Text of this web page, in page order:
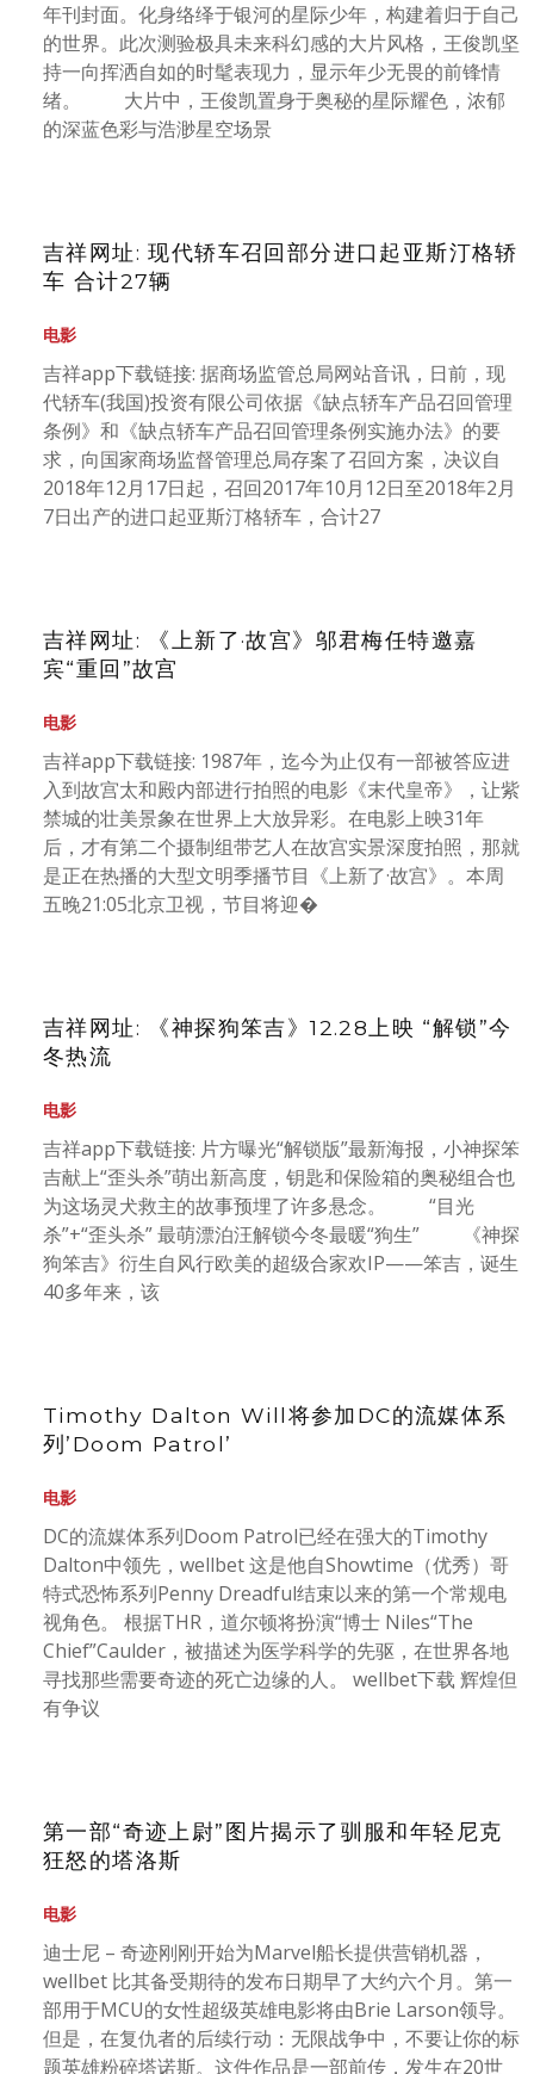
年刊封面。化身络绎于银河的星际少年，构建着归于自己
的世界。此次测验极具未来科幻感的大片风格，王俊凯坚
持一向挥洒自如的时髦表现力，显示年少无畏的前锋情
绪。 大片中，王俊凯置身于奥秘的星际耀色，浓郁
的深蓝色彩与浩渺星空场景
吉祥网址: 现代轿车召回部分进口起亚斯汀格轿
车 合计27辆
电影
吉祥app下载链接: 据商场监管总局网站音讯，日前，现
代轿车(我国)投资有限公司依据《缺点轿车产品召回管理
条例》和《缺点轿车产品召回管理条例实施办法》的要
求，向国家商场监督管理总局存案了召回方案，决议自
2018年12月17日起，召回2017年10月12日至2018年2月
7日出产的进口起亚斯汀格轿车，合计27
吉祥网址: 《上新了·故宫》邬君梅任特邀嘉
宾“重回”故宫
电影
吉祥app下载链接: 1987年，迄今为止仅有一部被答应进
入到故宫太和殿内部进行拍照的电影《末代皇帝》，让紫
禁城的壮美景象在世界上大放异彩。在电影上映31年
后，才有第二个摄制组带艺人在故宫实景深度拍照，那就
是正在热播的大型文明季播节目《上新了·故宫》。本周
五晚21:05北京卫视，节目将迎�
吉祥网址: 《神探狗笨吉》12.28上映 “解锁”今
冬热流
电影
吉祥app下载链接: 片方曝光“解锁版”最新海报，小神探笨
吉献上“歪头杀”萌出新高度，钥匙和保险箱的奥秘组合也
为这场灵犬救主的故事预埋了许多悬念。 “目光
杀”+“歪头杀” 最萌漂泊汪解锁今冬最暖“狗生” 《神探
狗笨吉》衍生自风行欧美的超级合家欢IP——笨吉，诞生
40多年来，该
Timothy Dalton Will将参加DC的流媒体系
列’Doom Patrol’
电影
DC的流媒体系列Doom Patrol已经在强大的Timothy
Dalton中领先，wellbet 这是他自Showtime（优秀）哥
特式恐怖系列Penny Dreadful结束以来的第一个常规电
视角色。 根据THR，道尔顿将扮演“博士 Niles“The
Chief”Caulder，被描述为医学科学的先驱，在世界各地
寻找那些需要奇迹的死亡边缘的人。 wellbet下载 辉煌但
有争议
第一部“奇迹上尉”图片揭示了驯服和年轻尼克
狂怒的塔洛斯
电影
迪士尼 – 奇迹刚刚开始为Marvel船长提供营销机器，
wellbet 比其备受期待的发布日期早了大约六个月。第一
部用于MCU的女性超级英雄电影将由Brie Larson领导。
但是，在复仇者的后续行动：无限战争中，不要让你的标
题英雄粉碎塔诺斯。这件作品是一部前传，发生在20世